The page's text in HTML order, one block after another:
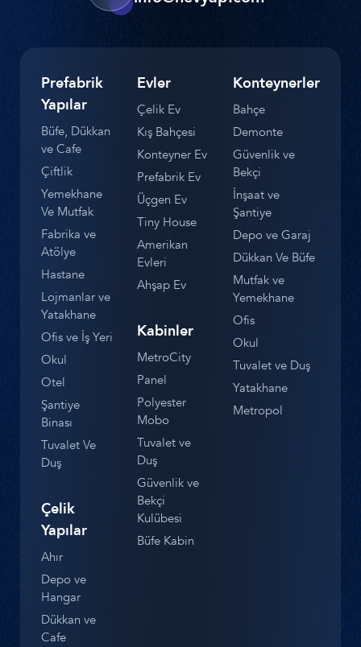
Prefabrik
Yapılar
Büfe, Dükkan
ve Cafe
Çiftlik
Yemekhane
Ve Mutfak
Fabrika ve
Atölye
Hastane
Lojmanlar ve
Yatakhane
Ofis ve İş Yeri
Okul
Otel
Şantiye
Binası
Tuvalet Ve
Duş
Çelik
Yapılar
Ahır
Depo ve
Hangar
Dükkan ve
Cafe
Evler
Çelik Ev
Kış Bahçesi
Konteyner Ev
Prefabrik Ev
Üçgen Ev
Tiny House
Amerikan
Evleri
Ahşap Ev
Kabinler
MetroCity
Panel
Polyester
Mobo
Tuvalet ve
Duş
Güvenlik ve
Bekçi
Kulübesi
Büfe Kabin
Konteynerler
Bahçe
Demonte
Güvenlik ve
Bekçi
İnşaat ve
Şantiye
Depo ve Garaj
Dükkan Ve Büfe
Mutfak ve
Yemekhane
Ofis
Okul
Tuvalet ve Duş
Yatakhane
Metropol